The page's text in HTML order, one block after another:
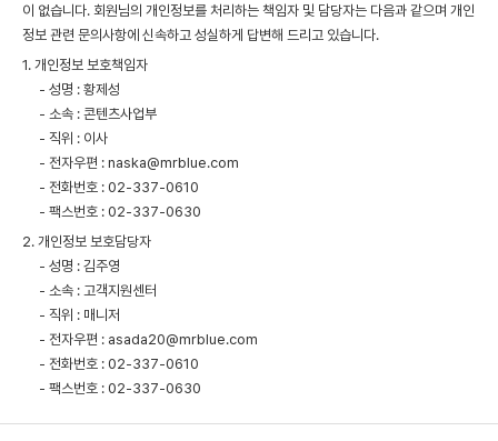
이 없습니다. 회원님의 개인정보를 처리하는 책임자 및 담당자는 다음과 같으며 개인
정보 관련 문의사항에 신속하고 성실하게 답변해 드리고 있습니다.
1. 개인정보 보호책임자
- 성명 : 황제성
- 소속 : 콘텐츠사업부
- 직위 : 이사
- 전자우편 : naska@mrblue.com
- 전화번호 : 02-337-0610
- 팩스번호 : 02-337-0630
2. 개인정보 보호담당자
- 성명 : 김주영
- 소속 : 고객지원센터
- 직위 : 매니저
- 전자우편 : asada20@mrblue.com
- 전화번호 : 02-337-0610
- 팩스번호 : 02-337-0630